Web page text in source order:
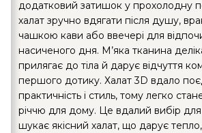
додатковий затишок у прохолодну
халат зручно вдягати після душу,
чашкою кави або ввечері для
насиченого дня. М’яка тканина
прилягає до тіла й дарує відчуття
першого дотику. Халат 3D вдало
практичність і стиль, тому легко
річчю для дому. Це вдалий вибір для
шукає якісний халат, що дарує